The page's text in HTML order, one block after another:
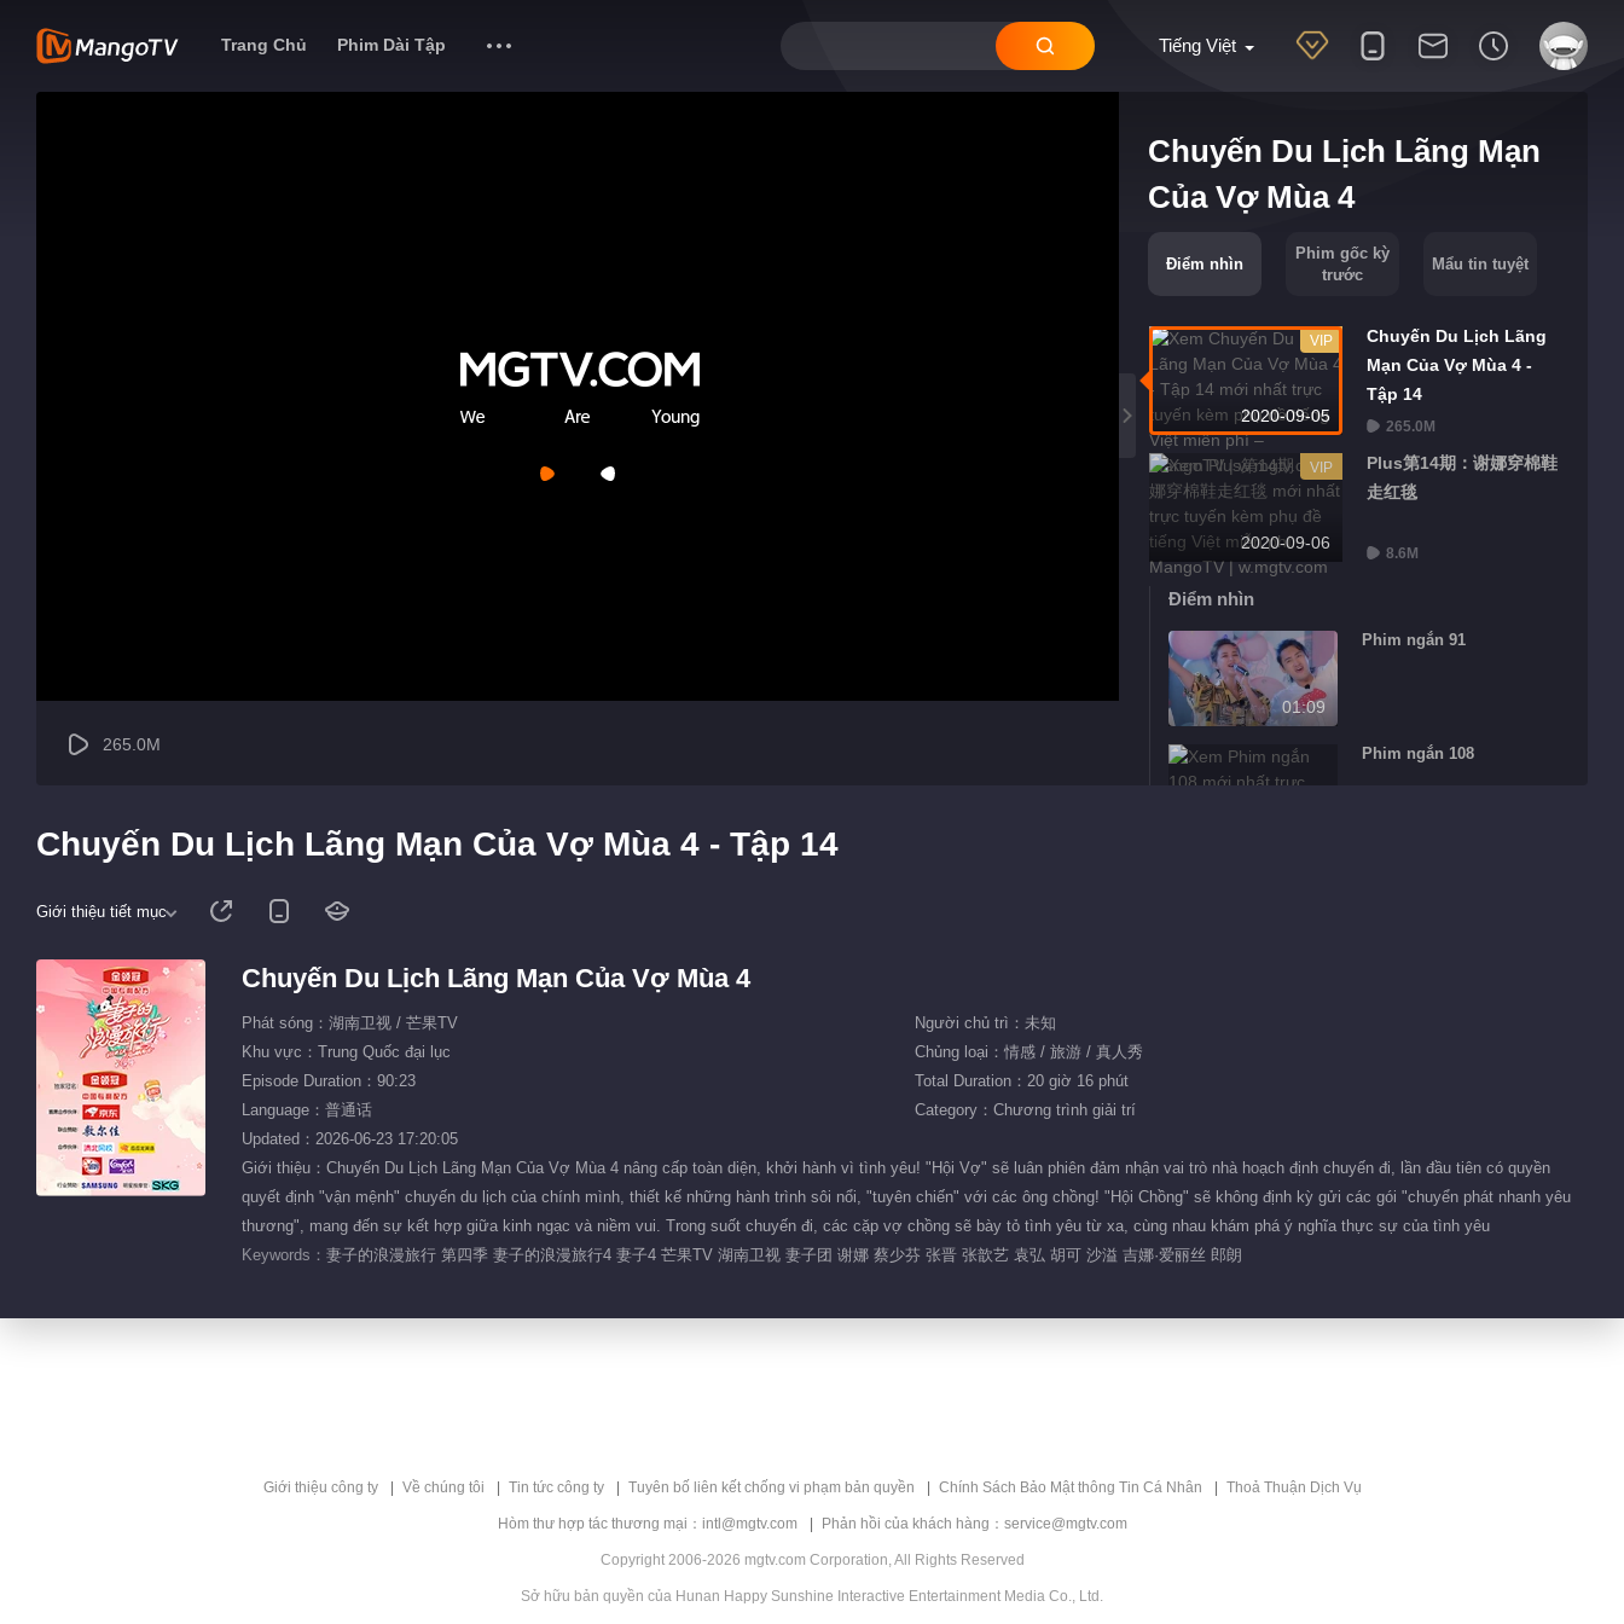
Tiếng Việt
Trang Chủ Phim Dài Tập
Chuyến Du Lịch Lãng Mạn
Của Vợ Mùa 4
Điểm nhìn
Phim gốc kỳ
trước
Mẩu tin tuyệt
2020-09-05
VIP
Chuyến Du Lịch Lãng
Mạn Của Vợ Mùa 4 -
Tập 14
265.0M
2020-09-06
VIP
Plus第14期：谢娜穿棉鞋
走红毯
8.6M
Điểm nhìn
01:09
Phim ngắn 91
Phim ngắn 108
03:00
Phim ngắn 15
Phim ngắn 176
265.0M
Chuyến Du Lịch Lãng Mạn Của Vợ Mùa 4 - Tập 14
Giới thiệu tiết mục
Chuyến Du Lịch Lãng Mạn Của Vợ Mùa 4
Phát sóng：湖南卫视 / 芒果TV
Người chủ trì：未知
Khu vực：Trung Quốc đại lục
Chủng loại：情感 / 旅游 / 真人秀
Episode Duration：90:23
Total Duration：20 giờ 16 phút
Language：普通话
Category：Chương trình giải trí
Updated：2026-06-23 17:20:05
Giới thiệu：Chuyến Du Lịch Lãng Mạn Của Vợ Mùa 4 nâng cấp toàn diện, khởi hành vì tình yêu! "Hội Vợ" sẽ luân phiên đảm nhận vai trò nhà hoạch định chuyến đi, lần đầu tiên có quyền
quyết định "vận mệnh" chuyến du lịch của chính mình, thiết kế những hành trình sôi nổi, "tuyên chiến" với các ông chồng! "Hội Chồng" sẽ không định kỳ gửi các gói "chuyển phát nhanh yêu
thương", mang đến sự kết hợp giữa kinh ngạc và niềm vui. Trong suốt chuyến đi, các cặp vợ chồng sẽ bày tỏ tình yêu từ xa, cùng nhau khám phá ý nghĩa thực sự của tình yêu
Keywords： 妻子的浪漫旅行 第四季 妻子的浪漫旅行4 妻子4 芒果TV 湖南卫视 妻子团 谢娜 蔡少芬 张晋 张歆艺 袁弘 胡可 沙溢 吉娜·爱丽丝 郎朗
Giới thiệu công ty Về chúng tôi Tin tức công ty Tuyên bố liên kết chống vi phạm bản quyền Chính Sách Bảo Mật thông Tin Cá Nhân Thoả Thuận Dịch Vụ
Hòm thư hợp tác thương mại：intl@mgtv.com Phản hồi của khách hàng：service@mgtv.com
Copyright 2006-2026 mgtv.com Corporation, All Rights Reserved
Sở hữu bản quyền của Hunan Happy Sunshine Interactive Entertainment Media Co., Ltd.